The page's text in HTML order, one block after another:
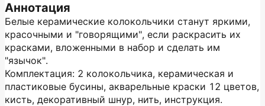
Аннотация
Белые керамические колокольчики станут яркими,
красочными и "говорящими", если раскрасить их
красками, вложенными в набор и сделать им
"язычок".
Комплектация: 2 колокольчика, керамическая и
пластиковые бусины, акварельные краски 12 цветов,
кисть, декоративный шнур, нить, инструкция.